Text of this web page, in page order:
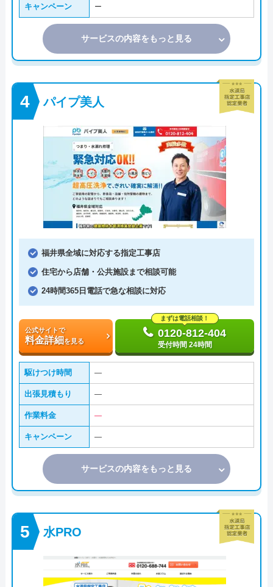
キャンペーン ー
サービスの内容をもっと見る
パイプ美人
福井県全域に対応する指定工事店
住宅から店舗・公共施設まで相談可能
24時間365日電話で急な相談に対応
公式サイトで
料金詳細を見る
まずは電話相談！
0120-812-404
受付時間 24時間
駆けつけ時間 ―
出張見積もり ―
作業料金 ―
キャンペーン ―
サービスの内容をもっと見る
水PRO